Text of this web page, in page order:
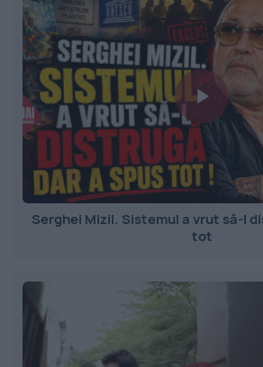
Serghei Mizil. Sistemul a vrut să-l
tot